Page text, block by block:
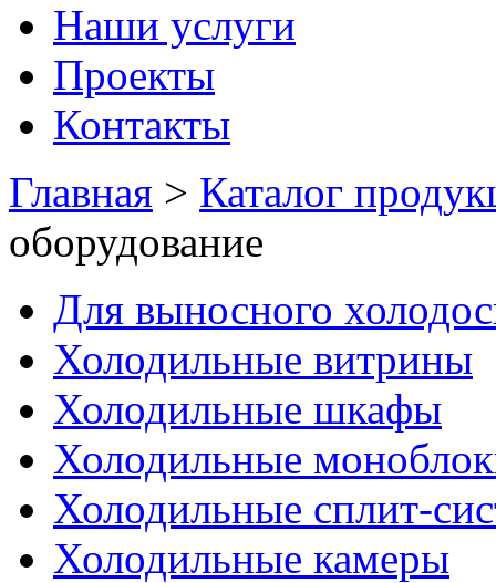
Наши услуги
Проекты
Контакты
Главная > Каталог
оборудование
Для выносного
Холодильные витрины
Холодильные шкафы
Холодильные
Холодильные сплит-
Холодильные камеры